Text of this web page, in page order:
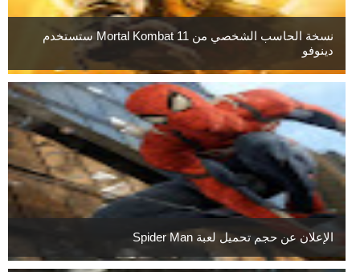
نسخة الحاسب الشخصي من Mortal Kombat 11 ستستخدم
دينوفو
الإعلان عن حجم تحميل لعبة Spider Man